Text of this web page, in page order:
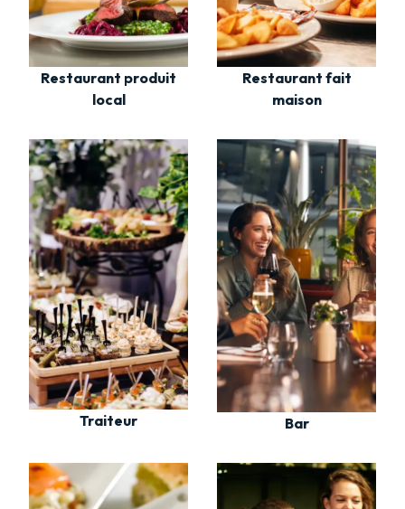
Restaurant produit
local
Restaurant fait
maison
Traiteur Bar